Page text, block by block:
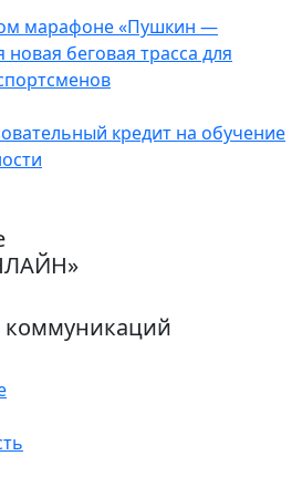
марафоне «Пушкин —
новая беговая трасса для
кредит на обучение
коммуникаций